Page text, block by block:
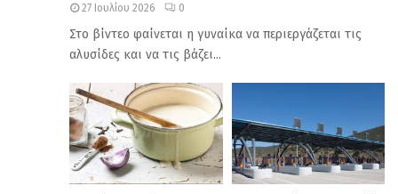
27 Ιουλίου 2026 0
Στο βίντεο φαίνεται η γυναίκα να περιεργάζεται τις
αλυσίδες και να τις βάζει...